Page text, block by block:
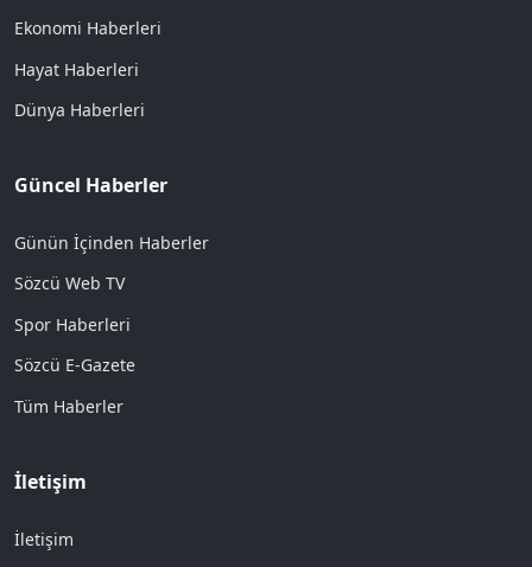
Ekonomi Haberleri
Hayat Haberleri
Dünya Haberleri
Güncel Haberler
Günün İçinden Haberler
Sözcü Web TV
Spor Haberleri
Sözcü E-Gazete
Tüm Haberler
İletişim
İletişim